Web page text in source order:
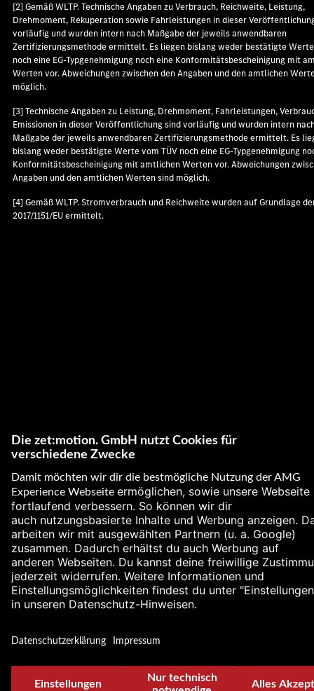
[2] Gemäß WLTP. Technische Angaben zu Verbrauch, Reichweite, Leistung,
Drehmoment, Rekuperation sowie Fahrleistungen in dieser
vorläufig und wurden intern nach Maßgabe der jeweils anwendbaren
Zertifizierungsmethode ermittelt. Es liegen bislang weder bestätigte Werte
noch eine EG-Typgenehmigung noch eine Konformitätsbescheinigung mit
Werten vor. Abweichungen zwischen den Angaben und den amtlichen
möglich.
[3] Technische Angaben zu Leistung, Drehmoment, Fahrleistungen,
Emissionen in dieser Veröffentlichung sind vorläufig und wurden intern
Maßgabe der jeweils anwendbaren Zertifizierungsmethode ermittelt. Es
bislang weder bestätigte Werte vom TÜV noch eine EG-Typgenehmigung
Konformitätsbescheinigung mit amtlichen Werten vor. Abweichungen
Angaben und den amtlichen Werten sind möglich.
[4] Gemäß WLTP. Stromverbrauch und Reichweite wurden auf Grundlage
2017/1151/EU ermittelt.